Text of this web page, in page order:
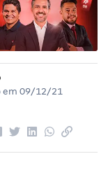
em 09/12/21